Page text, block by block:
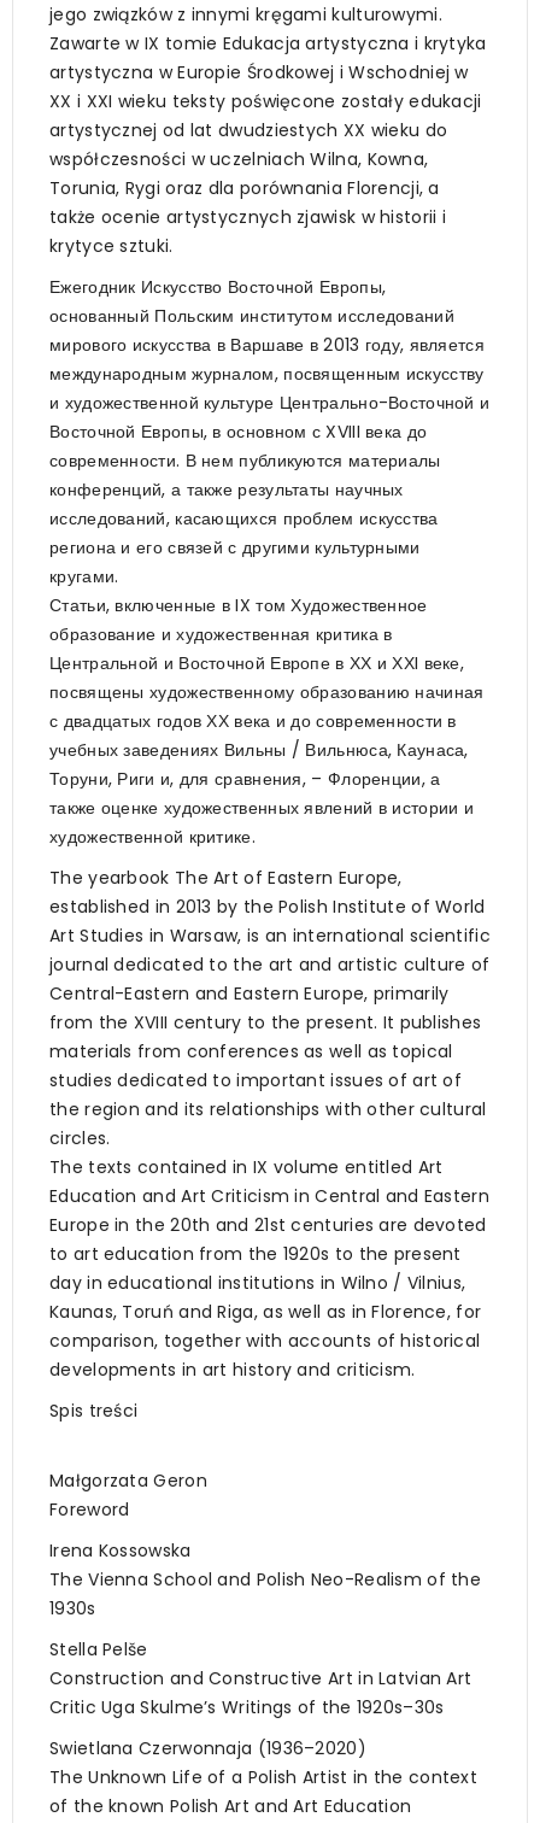
jego związków z innymi kręgami kulturowymi.
Zawarte w IX tomie Edukacja artystyczna i krytyka
artystyczna w Europie Środkowej i Wschodniej w
XX i XXI wieku teksty poświęcone zostały edukacji
artystycznej od lat dwudziestych XX wieku do
współczesności w uczelniach Wilna, Kowna,
Torunia, Rygi oraz dla porównania Florencji, a
także ocenie artystycznych zjawisk w historii i
krytyce sztuki.
Ежегодник Искусство Восточной Европы,
основанный Польским институтом исследований
мирового искусства в Варшаве в 2013 году, является
международным журналом, посвященным искусству
и художественной культуре Центрально-Восточной и
Восточной Европы, в основном с XVIII века до
современности. В нем публикуются материалы
конференций, а также результаты научных
исследований, касающихся проблем искусства
региона и его связей с другими культурными
кругами.
Статьи, включенные в IX том Художественное
образование и художественная критика в
Центральной и Восточной Европе в ХХ и ХХI веке,
посвящены художественному образованию начиная
с двадцатых годов ХХ века и до современности в
учебных заведениях Вильны / Вильнюса, Каунаса,
Торуни, Риги и, для сравнения, – Флоренции, а
также оценке художественных явлений в истории и
художественной критике.
The yearbook The Art of Eastern Europe,
established in 2013 by the Polish Institute of World
Art Studies in Warsaw, is an international scientific
journal dedicated to the art and artistic culture of
Central-Eastern and Eastern Europe, primarily
from the XVIII century to the present. It publishes
materials from conferences as well as topical
studies dedicated to important issues of art of
the region and its relationships with other cultural
circles.
The texts contained in IX volume entitled Art
Education and Art Criticism in Central and Eastern
Europe in the 20th and 21st centuries are devoted
to art education from the 1920s to the present
day in educational institutions in Wilno / Vilnius,
Kaunas, Toruń and Riga, as well as in Florence, for
comparison, together with accounts of historical
developments in art history and criticism.
Spis treści
Małgorzata Geron
Foreword
Irena Kossowska
The Vienna School and Polish Neo-Realism of the
1930s
Stella Pelše
Construction and Constructive Art in Latvian Art
Critic Uga Skulme’s Writings of the 1920s–30s
Swietlana Czerwonnaja (1936–2020)
The Unknown Life of a Polish Artist in the context
of the known Polish Art and Art Education